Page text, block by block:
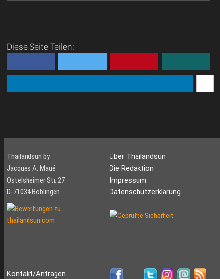
Diese Seite Teilen:
Thailandsun by
Jacques A. Maué
Ostelsheimer Str. 27
D-71034 Böblingen
Über Thailandsun
Die Redaktion
Impressum
Datenschutzerklärung
Kontakt/Anfragen